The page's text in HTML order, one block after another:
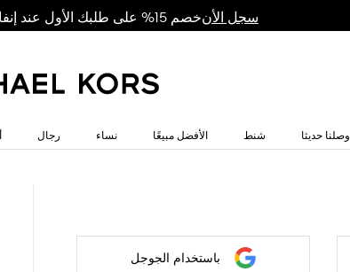
سجل الأنخصم 15% على طلبك الأول عند إنفاق 950 ريال سعودي: MKFIRST
وصلنا حديثا شنط الأفضل مبيعًا نساء رجال
باستخدام الجوجل